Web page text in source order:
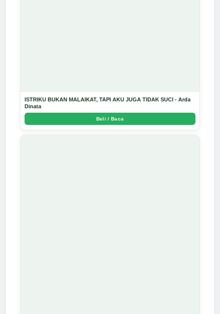
ISTRIKU BUKAN MALAIKAT, TAPI AKU JUGA TIDAK SUCI - Arda
Dinata
Beli / Baca